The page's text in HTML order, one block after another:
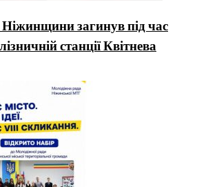
загинув під час
станції Квітнева